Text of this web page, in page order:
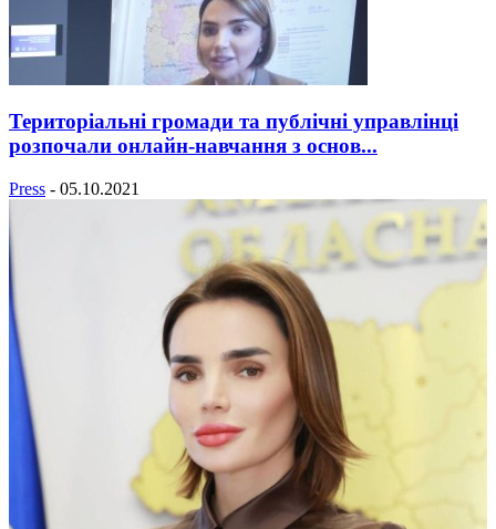
Територіальні громади та публічні управлінці
розпочали онлайн-навчання з основ...
Press - 05.10.2021